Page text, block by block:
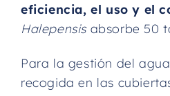
eficiencia, el uso y el
Halepensisabsorbe 50
Para la gestión del
recogida en las